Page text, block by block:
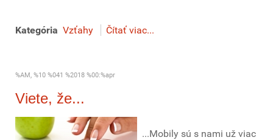
Kategória Vzťahy Čítať viac...
%AM, %10 %041 %2018 %00:%apr
Viete, že...
...Mobily sú s nami už viac